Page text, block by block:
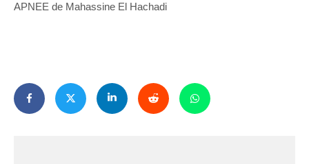
APNEE de Mahassine El Hachadi